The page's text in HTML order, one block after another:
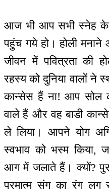
आज भी आप सभी स्नेह के
पहुंच गये हो। होली
जीवन में पवित्रता की
रहस्य को दुनिया वालों ने
कान्सेस हैं ना! आप सोल
वाले हैं और वह बाडी
ले लिया। आपने योग
स्वभाव को भस्म किया,
आग में जलाते हैं। क्यों?
परमात्म संग का रंग लग